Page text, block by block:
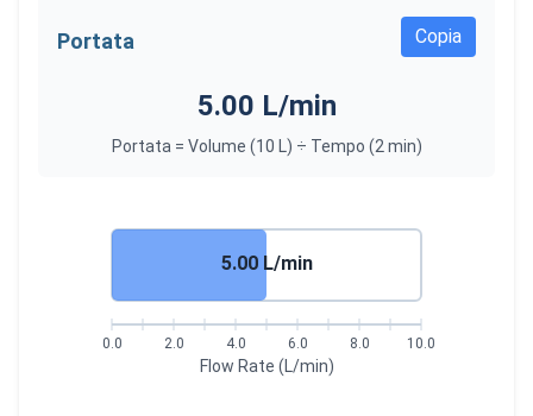
Portata Copia
5.00 L/min
Portata = Volume (10 L) ÷ Tempo (2 min)
5.00 L/min
0.0 2.0 4.0 6.0 8.0 10.0
Flow Rate (L/min)